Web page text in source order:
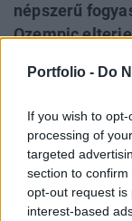
Portfolio - Do
If you wish to
processing of
targeted
section to
opt-out request is
interest-based
népszerű
Ozempic
tekinthető,
aránya -
Private Health
egészségügy